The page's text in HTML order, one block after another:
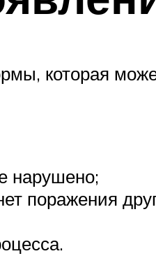
которая
нарушено;
поражения